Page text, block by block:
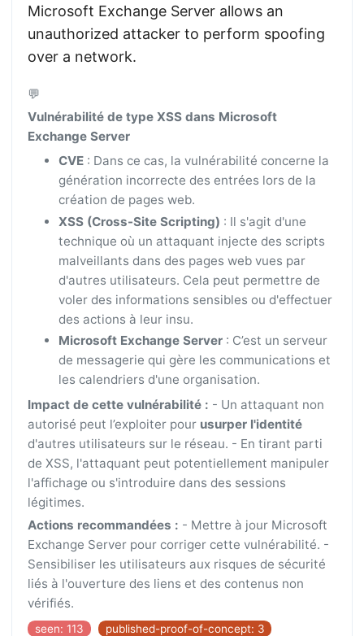
Microsoft Exchange Server allows an
unauthorized attacker to perform spoofing
over a network.
💬
Vulnérabilité de type XSS dans Microsoft
Exchange Server
CVE: Dans ce cas, la vulnérabilité concerne la
génération incorrecte des entrées lors de la
création de pages web.
XSS (Cross-Site Scripting) : Il s'agit d'une
technique où un attaquant injecte des scripts
malveillants dans des pages web vues par
d'autres utilisateurs. Cela peut permettre de
voler des informations sensibles ou d'effectuer
des actions à leur insu.
Microsoft Exchange Server: C’est un serveur
de messagerie qui gère les communications et
les calendriers d'une organisation.
Impact de cette vulnérabilité : - Un attaquant non
autorisé peut l’exploiter pour usurper l'identité
d'autres utilisateurs sur le réseau. - En tirant parti
de XSS, l'attaquant peut potentiellement manipuler
l'affichage ou s'introduire dans des sessions
légitimes.
Actions recommandées : - Mettre à jour Microsoft
Exchange Server pour corriger cette vulnérabilité. -
Sensibiliser les utilisateurs aux risques de sécurité
liés à l'ouverture des liens et des contenus non
vérifiés.
seen: 113
published-proof-of-concept: 3